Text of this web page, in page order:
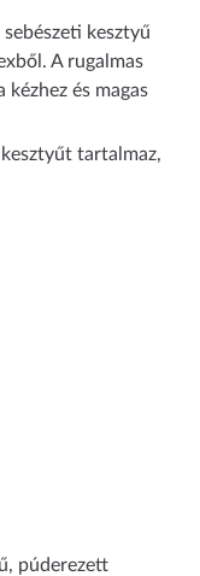
kesztyű
A rugalmas
és magas
tartalmaz,
púderezett